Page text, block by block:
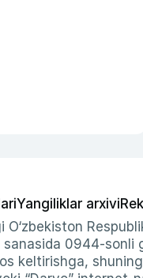
Yangiliklar arxivi
0944-sonli
keltirishga,